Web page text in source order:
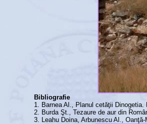
Bibliografie
1. Barnea Al., Planul cetăţii
2. Burda Şt., Tezaure de aur din
3. Leahu Doina, Arbunescu Al.,